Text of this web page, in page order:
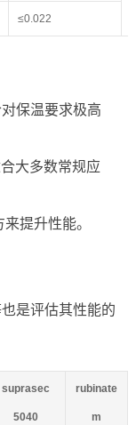
≤0.022
保温要求极高
大多数常规应
提升性能。
是评估其性能的
suprasec
5040
rubinate
m